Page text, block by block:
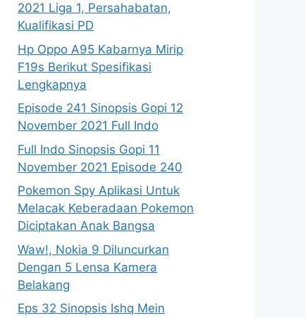
2021 Liga 1, Persahabatan,
Kualifikasi PD
Hp Oppo A95 Kabarnya Mirip
F19s Berikut Spesifikasi
Lengkapnya
Episode 241 Sinopsis Gopi 12
November 2021 Full Indo
Full Indo Sinopsis Gopi 11
November 2021 Episode 240
Pokemon Spy Aplikasi Untuk
Melacak Keberadaan Pokemon
Diciptakan Anak Bangsa
Waw!, Nokia 9 Diluncurkan
Dengan 5 Lensa Kamera
Belakang
Eps 32 Sinopsis Ishq Mein